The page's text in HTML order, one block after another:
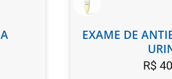
EXAME DE
R$